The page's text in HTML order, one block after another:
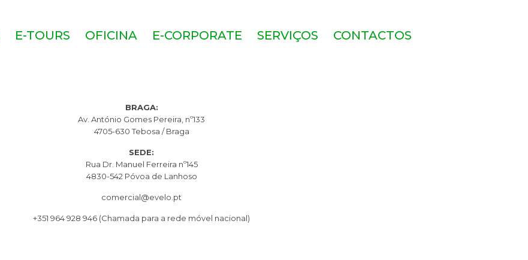
E-TOURS OFICINA E-CORPORATE SERVIÇOS CONTACTOS
BRAGA:
Av. António Gomes Pereira, nº133
4705-630 Tebosa / Braga
SEDE:
Rua Dr. Manuel Ferreira nº145
4830-542 Póvoa de Lanhoso
comercial@evelo.pt
+351 964 928 946 (Chamada para a rede móvel nacional)